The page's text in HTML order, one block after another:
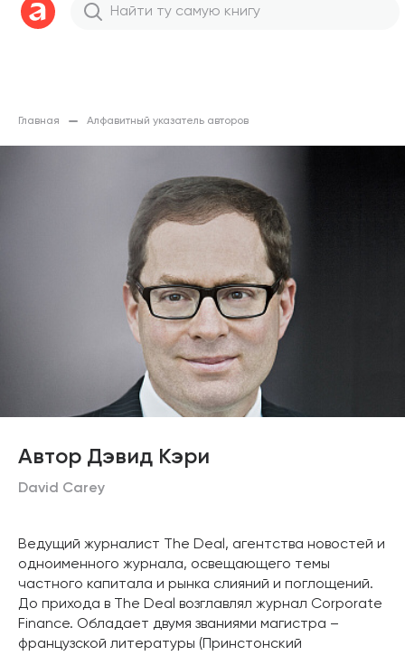
Главная Алфавитный указатель авторов
Автор Дэвид Кэри
David Carey
Ведущий журналист The Deal, агентства новостей и
одноименного журнала, освещающего темы
частного капитала и рынка слияний и поглощений.
До прихода в The Deal возглавлял журнал Corporate
Finance. Обладает двумя званиями магистра –
французской литературы (Принстонский